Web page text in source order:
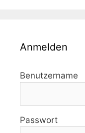
Anmelden
Benutzername
Passwort